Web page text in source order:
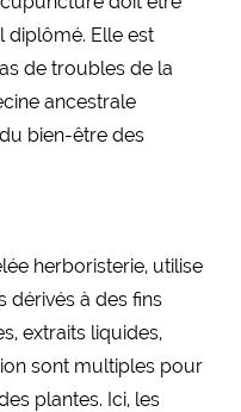
diplômé. Elle est
de troubles de la
ancestrale
bien-être des
herboristerie, utilise
dérivés à des fins
extraits liquides,
sont multiples pour
plantes. Ici, les